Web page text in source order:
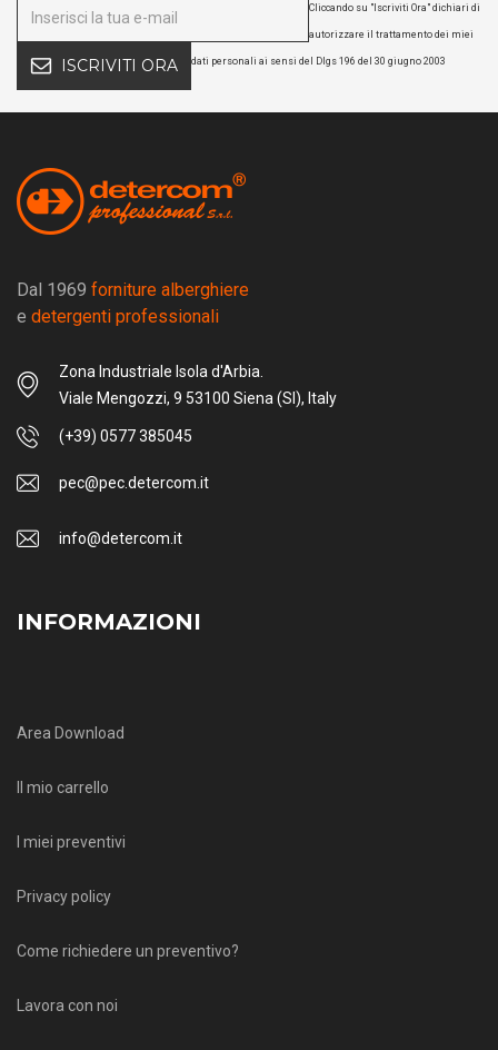
ISCRIVITI ORA
Cliccando su "Iscriviti Ora" dichiari di
autorizzare il trattamento dei miei
dati personali ai sensi del Dlgs 196 del 30 giugno 2003
Dal 1969 forniture alberghiere
e detergenti professionali
Zona Industriale Isola d'Arbia.
Viale Mengozzi, 9 53100 Siena (SI), Italy
(+39) 0577 385045
pec@pec.detercom.it
info@detercom.it
INFORMAZIONI
Area Download
Il mio carrello
I miei preventivi
Privacy policy
Come richiedere un preventivo?
Lavora con noi